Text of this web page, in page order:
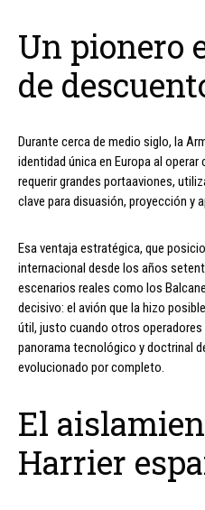
Un pionero
de
Durante cerca de medio siglo, la
identidad única en Europa al
requerir grandes portaaviones,
clave para disuasión, proyección y
Esa ventaja estratégica, que
internacional desde los años
escenarios reales como los
decisivo: el avión que la hizo
útil, justo cuando otros
panorama tecnológico y doctrinal
evolucionado por completo.
El
Harrier